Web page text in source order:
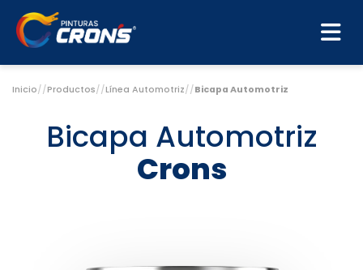
Inicio//Productos//Línea Automotriz//Bicapa Automotriz
Bicapa Automotriz
Crons